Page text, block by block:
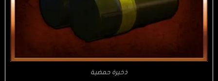
ذخيرة حمضية